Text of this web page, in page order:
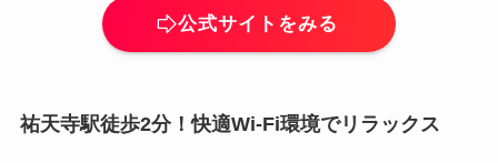
公式サイトをみる
祐天寺駅徒歩2分！快適Wi-Fi環境でリラックス